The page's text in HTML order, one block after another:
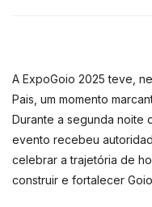
A ExpoGoio 2025 teve,
Pais, um momento
Durante a segunda noite
evento recebeu
celebrar a trajetória de
construir e fortalecer